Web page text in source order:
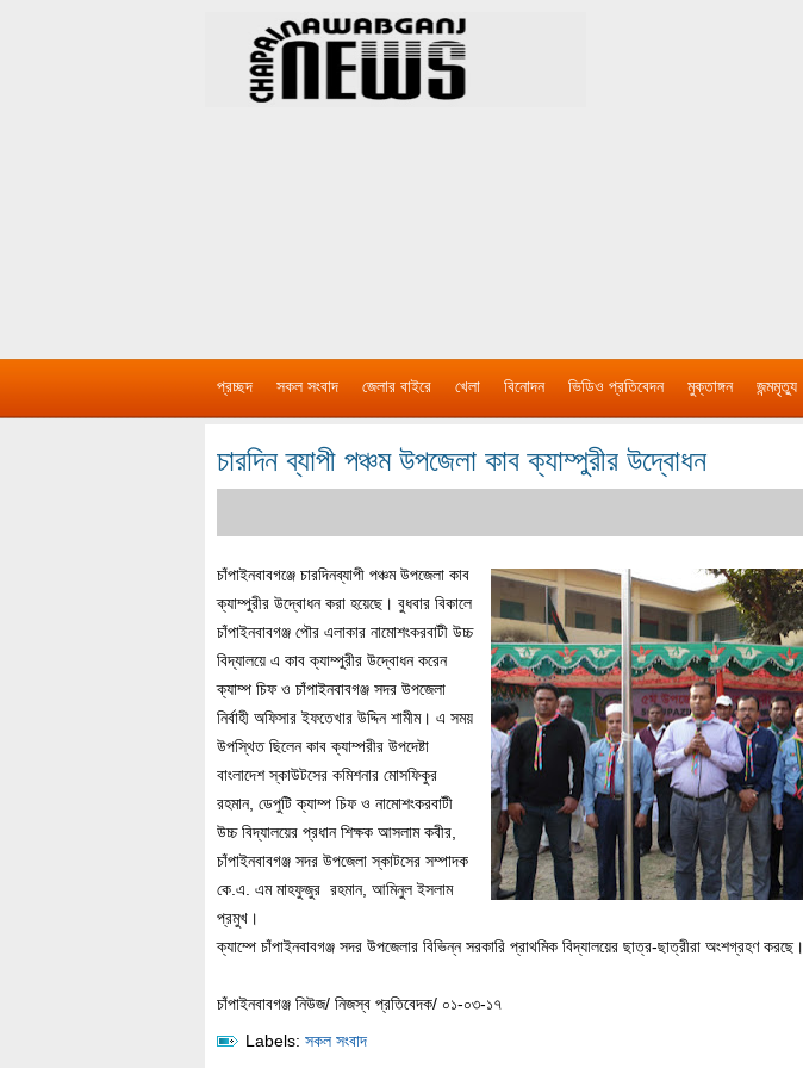
প্রচ্ছদ সকল সংবাদ জেলার বাইরে খেলা বিনোদন ভিডিও প্রতিবেদন মুক্তাঙ্গন জন্মমৃত্যু
চারদিন ব্যাপী পঞ্চম উপজেলা কাব ক্যাম্পুরীর উদ্বোধন
চাঁপাইনবাবগঞ্জে চারদিনব্যাপী পঞ্চম উপজেলা কাব
ক্যাম্পুরীর উদ্বোধন করা হয়েছে। বুধবার বিকালে
চাঁপাইনবাবগঞ্জ পৌর এলাকার নামোশংকরবাটী উচ্চ
বিদ্যালয়ে এ কাব ক্যাম্পুরীর উদ্বোধন করেন
ক্যাম্প চিফ ও চাঁপাইনবাবগঞ্জ সদর উপজেলা
নির্বাহী অফিসার ইফতেখার উদ্দিন শামীম। এ সময়
উপস্থিত ছিলেন কাব ক্যাম্পরীর উপদেষ্টা
বাংলাদেশ স্কাউটসের কমিশনার মোসফিকুর
রহমান, ডেপুটি ক্যাম্প চিফ ও নামোশংকরবাটী
উচ্চ বিদ্যালয়ের প্রধান শিক্ষক আসলাম কবীর,
চাঁপাইনবাবগঞ্জ সদর উপজেলা স্কাটসের সম্পাদক
কে.এ. এম মাহফুজুর রহমান, আমিনুল ইসলাম
প্রমুখ।
ক্যাম্পে চাঁপাইনবাবগঞ্জ সদর উপজেলার বিভিন্ন সরকারি প্রাথমিক বিদ্যালয়ের ছাত্র-ছাত্রীরা অংশগ্রহণ করছে।
চাঁপাইনবাবগঞ্জ নিউজ/ নিজস্ব প্রতিবেদক/ ০১-০৩-১৭
Labels: সকল সংবাদ